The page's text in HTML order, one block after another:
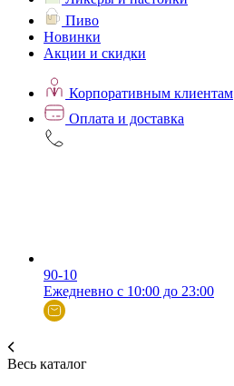
Пиво
Новинки
Акции и скидки
Корпоративным клиентам
Оплата и доставка
90-10
Ежедневно с 10:00 до 23:00
Весь каталог